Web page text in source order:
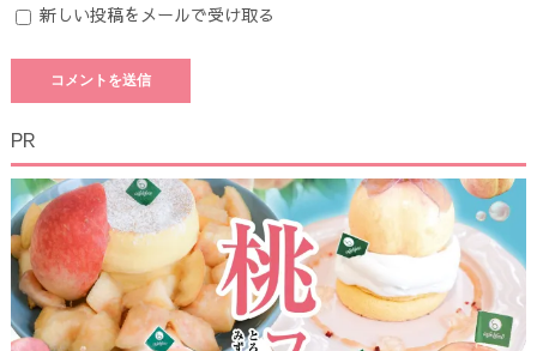
新しい投稿をメールで受け取る
PR